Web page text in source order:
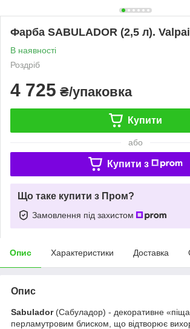
Фарба SABULADOR (2,5 л).
В наявності
Роздріб
4 725 ₴/упаковка
Купити
або
Купити з
Що таке купити з Пром?
Замовлення під захистом
Опис Характеристики Доставка
Опис
Sabulador (Сабуладор) - декоративне
перламутровим блиском, що відтворює